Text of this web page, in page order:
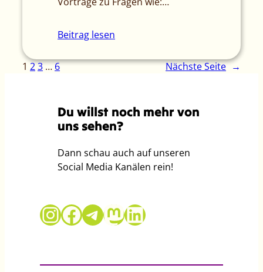
Beitrag lesen
1 23…6 Nächste Seite →
Du willst noch mehr von
uns sehen?
Dann schau auch auf unseren
Social Media Kanälen rein!
Guter Grund auf Instagram
Guter Grund auf Facebook
Telegram
Mastodon
LinkedIn